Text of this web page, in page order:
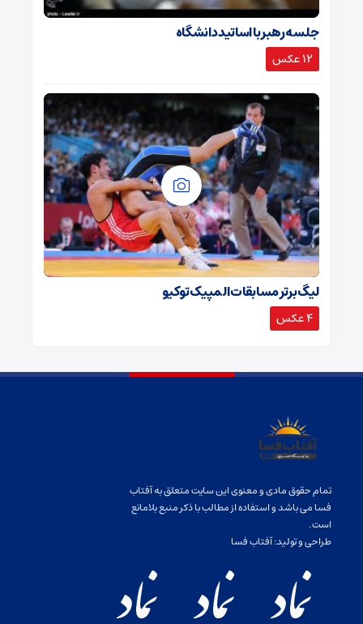
جلسه رهبر با اساتید دانشگاه
12 عکس
لیگ برتر مسابقات المپیک توکیو
4 عکس
تمام حقوق مادی و معنوی این سایت متعلق به آفتاب
فسا می باشد و استفاده از مطالب با ذکر منبع بلامانع
است.
طراحی و تولید:آفتاب فسا